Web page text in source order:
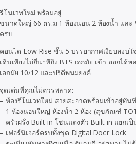
รีโนเวทใหม่ พร้อมอยู่
ขนาดใหญ่ 66 ตร.ม 1 ห้องนอน 2 ห้องน้ำ และ
ครบ
คอนโด Low Rise ชั้น 5 บรรยากาศเงียบสงบ
เดินเพียงไม่กี่นาทีถึง BTS เอกมัย เข้า-ออกได้
เอกมัย 10/12 และปรีดีพนมยงค์
จุดเด่นที่คุณไม่ควรพลาด:
– ห้องรีโนเวทใหม่ สวยสะอาดพร้อมเข้าอยู่ทันที
– 1 ห้องนอนใหญ่ ห้องน้ำ 2 ห้อง (สุขภัณฑ์
– ครัวฝรั่ง Built-in โซนแต่งตัว Built-in แยกเ
– เฟอร์นิเจอร์ครบทั้งชุด Digital Door Lock